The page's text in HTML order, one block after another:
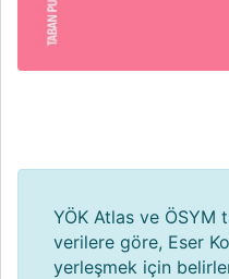
YÖK Atlas ve ÖSYM
verilere göre, Eser
yerleşmek için